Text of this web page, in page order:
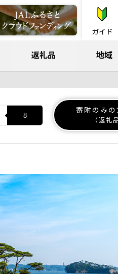
ガイド
返礼品 地域
8
寄附のみの
（返礼